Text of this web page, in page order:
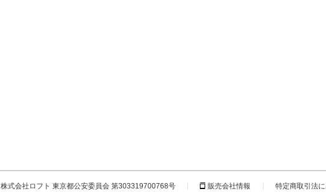
株式会社ロフト 東京都公安委員会 第303319700768号 販売会社情報 特定商取引法